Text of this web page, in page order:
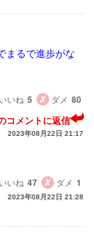
まるで進歩がな
いいね 5 ダメ 80
コメントに返信
2023年08月22日 21:17
いいね 47 ダメ 1
2023年08月22日 21:28